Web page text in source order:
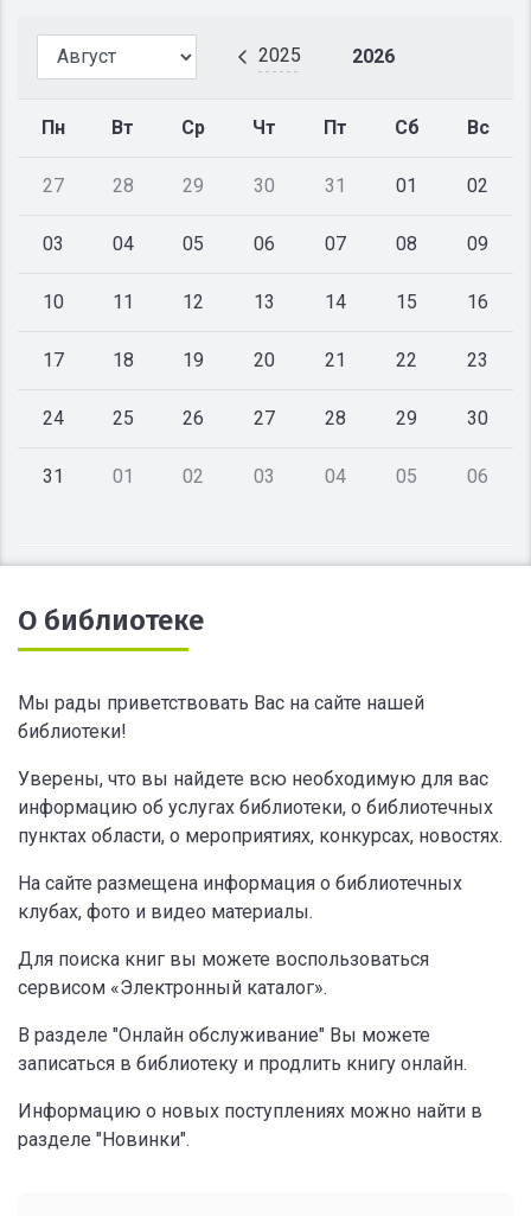
2025 2026
Пн Вт Ср Чт Пт Сб Вс
27 28 29 30 31 01 02
03 04 05 06 07 08 09
10 11 12 13 14 15 16
17 18 19 20 21 22 23
24 25 26 27 28 29 30
31 01 02 03 04 05 06
О библиотеке
Мы рады приветствовать Вас на сайте нашей
библиотеки!
Уверены, что вы найдете всю необходимую для вас
информацию об услугах библиотеки, о библиотечных
пунктах области, о мероприятиях, конкурсах, новостях.
На сайте размещена информация о библиотечных
клубах, фото и видео материалы.
Для поиска книг вы можете воспользоваться
сервисом «Электронный каталог».
В разделе "Онлайн обслуживание" Вы можете
записаться в библиотеку и продлить книгу онлайн.
Информацию о новых поступлениях можно найти в
разделе "Новинки".